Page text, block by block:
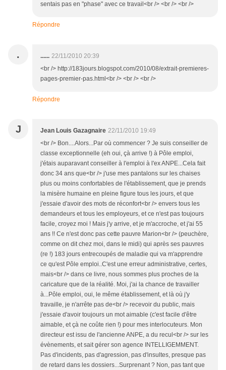
sentais pas en "phase" avec ce travail<br /> <br /> <br />
Répondre
. ...... 22/11/2010 20:39
<br /> http://183jours.blogspot.com/2010/08/extrait-premieres-
pages-premier-pas.html<br /> <br /> <br />
Répondre
J Jean Louis Gazagnaire 22/11/2010 19:49
<br /> Bon....Alors...Par où commencer ? Je suis conseiller de
classe exceptionnelle (eh oui, çà arrive !) à Pôle emploi,
j'étais auparavant conseiller à l'emploi à l'ex ANPE...Cela fait
donc 34 ans que<br /> j'use mes pantalons sur les chaises
plus ou moins confortables de l'établissement, que je prends
la misère humaine en pleine figure tous les jours, et que
j'essaie d'avoir des mots de réconfort<br /> envers tous les
demandeurs et tous les employeurs, et ce n'est pas toujours
facile, croyez moi ! Mais j'y arrive, et je m'accroche, et j'ai 55
ans !! Ce n'est donc pas cette pauvre Marion<br /> (peuchère,
comme on dit chez moi, dans le midi) qui après ses pauvres
(re !) 183 jours entrecoupés de maladie qui va m'apprendre
ce qu'est Pôle emploi..C'est une erreur administrative, certes,
mais<br /> dans ce livre, nous sommes plus proches de la
caricature que de la réalité. Moi, j'ai la chance de travailler
à...Pôle emploi, oui, le même établissement, et là où j'y
travaille, je n'arrête pas de<br /> recevoir du public, mais
j'essaie d'avoir toujours un mot aimable (c'est facile d'être
aimable, et çà ne coûte rien !) pour mes interlocuteurs. Mon
directeur est issu de l'ancienne ANPE, a du recul<br /> sur les
évènements, et sait gérer son agence INTELLIGEMMENT.
Pas d'incidents, pas d'agression, pas d'insultes, presque pas
de retard dans les dossiers...Surprenant ? Non, pas tant que